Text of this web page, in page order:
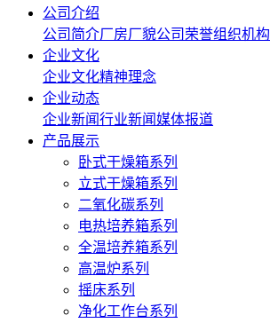
公司介绍
公司简介厂房厂貌公司荣誉组织机构
企业文化
企业文化精神理念
企业动态
企业新闻行业新闻媒体报道
产品展示
卧式干燥箱系列
立式干燥箱系列
二氧化碳系列
电热培养箱系列
全温培养箱系列
高温炉系列
摇床系列
净化工作台系列